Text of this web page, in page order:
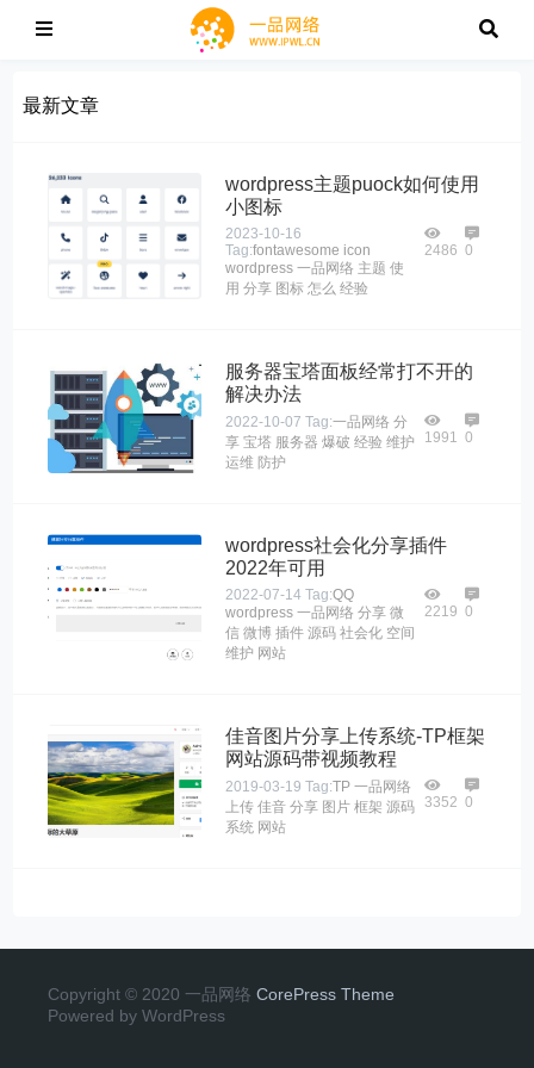
最新文章
wordpress主题puock如何使用
小图标
2023-10-16
Tag:fontawesome icon
wordpress 一品网络 主题 使
用 分享 图标 怎么 经验
2486 0
服务器宝塔面板经常打不开的
解决办法
2022-10-07 Tag:一品网络 分
享 宝塔 服务器 爆破 经验 维护
运维 防护
1991 0
wordpress社会化分享插件
2022年可用
2022-07-14 Tag:QQ
wordpress 一品网络 分享 微
信 微博 插件 源码 社会化 空间
维护 网站
2219 0
佳音图片分享上传系统-TP框架
网站源码带视频教程
2019-03-19 Tag:TP 一品网络
上传 佳音 分享 图片 框架 源码
系统 网站
3352 0
Copyright © 2020 一品网络 CorePress Theme
Powered by WordPress